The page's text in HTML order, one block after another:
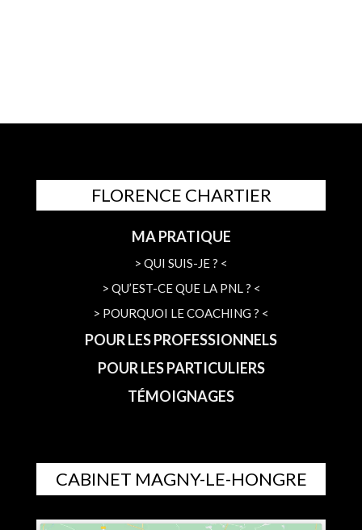
FLORENCE CHARTIER
MA PRATIQUE
> QUI SUIS-JE ? <
> QU’EST-CE QUE LA PNL ? <
> POURQUOI LE COACHING ? <
POUR LES PROFESSIONNELS
POUR LES PARTICULIERS
TÉMOIGNAGES
CABINET MAGNY-LE-HONGRE